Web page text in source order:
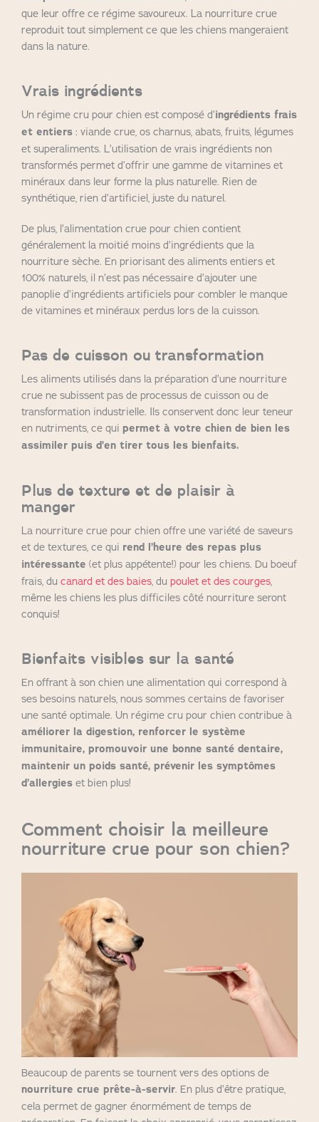
que leur offre ce régime savoureux. La nourriture crue
reproduit tout simplement ce que les chiens mangeraient
dans la nature.
Vrais ingrédients
Un régime cru pour chien est composé d’ingrédients frais
et entiers : viande crue, os charnus, abats, fruits, légumes
et superaliments. L’utilisation de vrais ingrédients non
transformés permet d’offrir une gamme de vitamines et
minéraux dans leur forme la plus naturelle. Rien de
synthétique, rien d’artificiel, juste du naturel.
De plus, l’alimentation crue pour chien contient
généralement la moitié moins d’ingrédients que la
nourriture sèche. En priorisant des aliments entiers et
100% naturels, il n’est pas nécessaire d’ajouter une
panoplie d’ingrédients artificiels pour combler le manque
de vitamines et minéraux perdus lors de la cuisson.
Pas de cuisson ou transformation
Les aliments utilisés dans la préparation d’une nourriture
crue ne subissent pas de processus de cuisson ou de
transformation industrielle. Ils conservent donc leur teneur
en nutriments, ce qui permet à votre chien de bien les
assimiler puis d’en tirer tous les bienfaits.
Plus de texture et de plaisir à
manger
La nourriture crue pour chien offre une variété de saveurs
et de textures, ce qui rend l’heure des repas plus
intéressante (et plus appétente!) pour les chiens. Du boeuf
frais, du canard et des baies , du poulet et des courges
même les chiens les plus difficiles côté nourriture seront
conquis!
Bienfaits visibles sur la santé
En offrant à son chien une alimentation qui correspond à
ses besoins naturels, nous sommes certains de favoriser
une santé optimale. Un régime cru pour chien contribue à
améliorer la digestion, renforcer le système
immunitaire, promouvoir une bonne santé dentaire,
maintenir un poids santé, prévenir les symptômes
d’allergies et bien plus!
Comment choisir la meilleure
nourriture crue pour son chien?
Beaucoup de parents se tournent vers des options de
nourriture crue prête-à-servir. En plus d’être pratique,
cela permet de gagner énormément de temps de